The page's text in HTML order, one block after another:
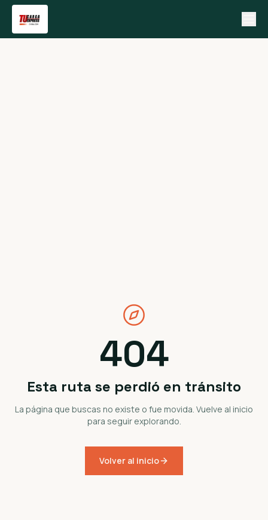
404
Esta ruta se perdió en tránsito
La página que buscas no existe o fue movida. Vuelve al inicio
para seguir explorando.
Volver al inicio